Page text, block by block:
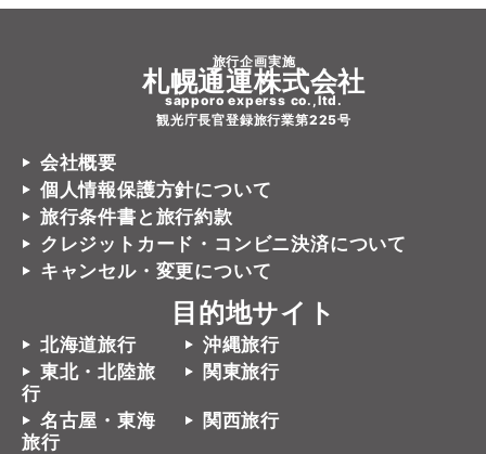
旅行企画実施
札幌通運株式会社
sapporo experss co.,ltd.
観光庁長官登録旅行業第225号
会社概要
個人情報保護方針について
旅行条件書と旅行約款
クレジットカード・コンビニ決済について
キャンセル・変更について
目的地サイト
北海道旅行
沖縄旅行
東北・北陸旅
行
関東旅行
名古屋・東海
旅行
関西旅行